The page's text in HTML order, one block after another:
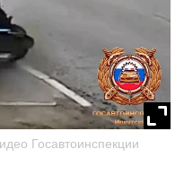
Госавтоинспекции